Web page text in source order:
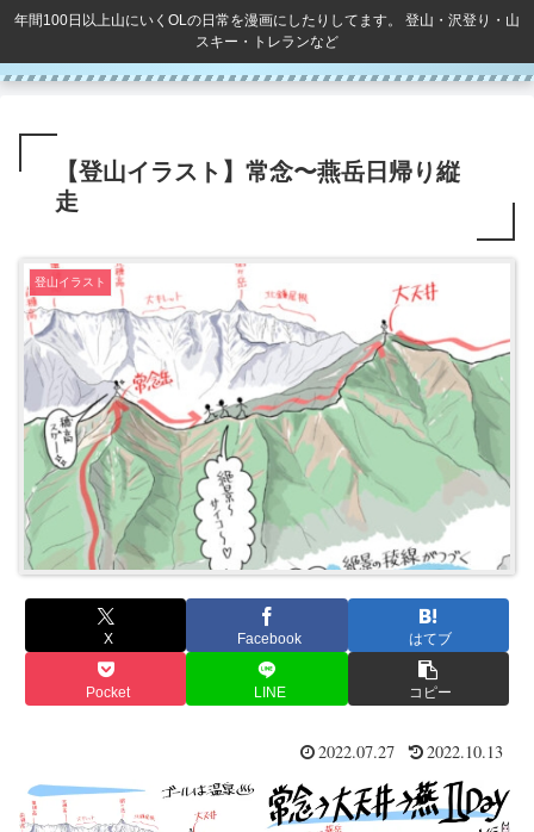
年間100日以上山にいくOLの日常を漫画にしたりしてます。 登山・沢登り・山
スキー・トレランなど
【登山イラスト】常念〜燕岳日帰り縦
走
登山イラスト
X Facebook はてブ
Pocket LINE コピー
2022.07.27 2022.10.13